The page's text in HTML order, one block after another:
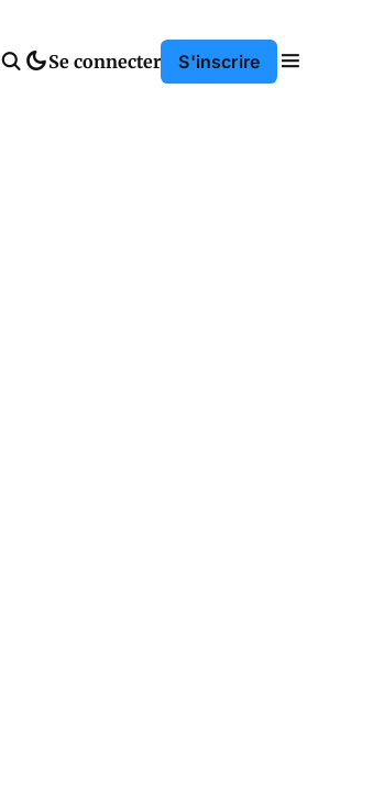
Se connecter S'inscrire